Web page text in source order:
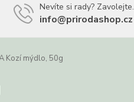
Nevíte si rady? Zavolejte.
info@prirodashop.cz
Kozí mýdlo, 50g